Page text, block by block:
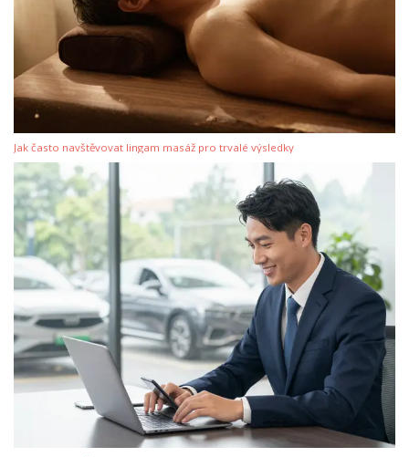
Jak často navštěvovat lingam masáž pro trvalé výsledky